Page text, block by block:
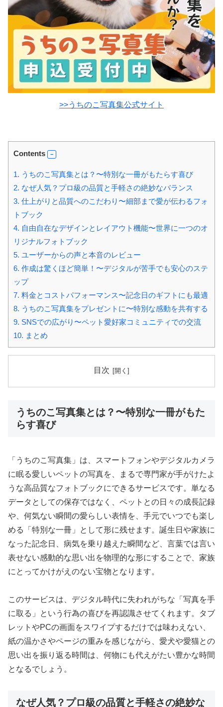
>>うちのこ写真集公式サイト
Contents
1. うちのこ写真集とは？〜特別な一冊がもたらす喜び
2. なぜ人気？プロ級の品質と手軽さの絶妙なバランス
3. 仕上がりと品質へのこだわり〜細部まで愛が伝わるフォ
トブック
4. 自由自在なデザインとレイアウト機能〜世界に一つのオ
リジナルフォトブック
5. ユーザーからの声と本音のレビュー
6. 作成は驚くほど簡単！〜デジタルが苦手でも安心のステ
ップ
7. 料金とコストパフォーマンス〜記念日のギフトにも最適
8. うちのこ写真集をプレゼントに〜特別な感動を共有する
9. SNSでの広がり〜ペット愛好家コミュニティでの交流
10. まとめ
目次
うちのこ写真集とは？〜特別な一冊がもた
らす喜び
「うちのこ写真集」は、スマートフォンやデジタルカメラ
に眠る愛しいペットの写真を、まるで専門家が手がけたよ
うな高品質なフォトブックにできるサービスです。単なる
データとしての保存ではなく、ペットとの日々の成長記録
や、何気ない瞬間の愛らしい表情を、手元でいつでも楽し
める「特別な一冊」として形に残せます。誕生日や家族に
なった記念日、病気を乗り越えた瞬間など、言葉では言い
表せない感動的な思い出を物理的な形にすることで、家族
にとってかけがえのない宝物となります。
このサービスは、デジタル時代に失われがちな「写真を手
に取る」という行為の喜びを再認識させてくれます。タブ
レットやPCの画面をスワイプするだけでは味わえない、
紙の温かさやページの重みを感じながら、愛犬や愛猫との
思い出を振り返る時間は、何物にも代えがたい豊かな時間
となるでしょう。
なぜ人気？プロ級の品質と手軽さの絶妙な